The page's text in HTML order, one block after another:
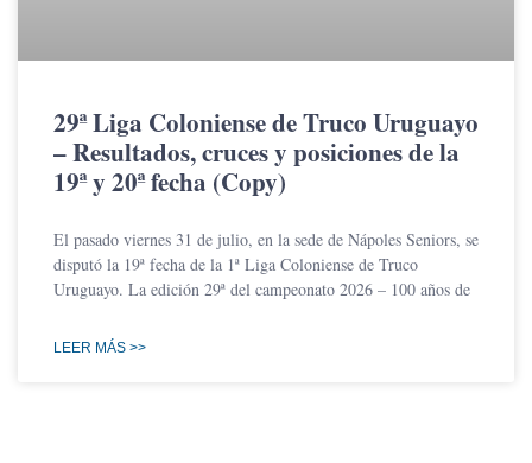
29ª Liga Coloniense de Truco Uruguayo
– Resultados, cruces y posiciones de la
19ª y 20ª fecha (Copy)
El pasado viernes 31 de julio, en la sede de Nápoles Seniors, se
disputó la 19ª fecha de la 1ª Liga Coloniense de Truco
Uruguayo. La edición 29ª del campeonato 2026 – 100 años de
LEER MÁS >>